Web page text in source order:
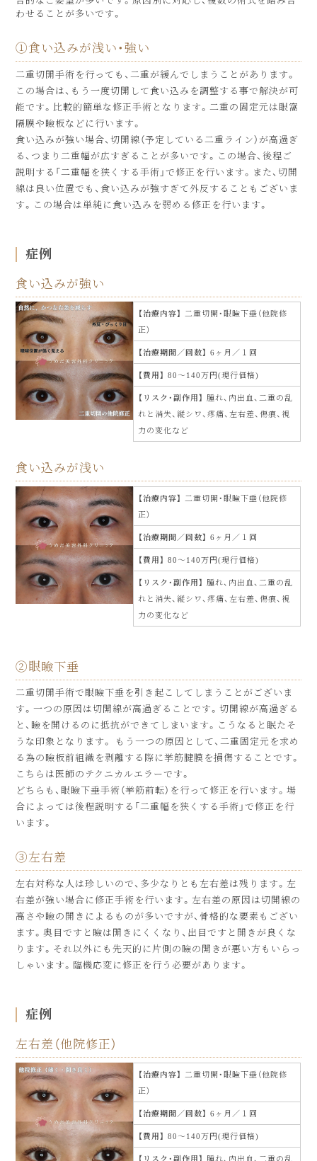
わせることが多いです。
①食い込みが浅い・強い
二重切開手術を行っても、二重が緩んでしまうことがあります。
この場合は、もう一度切開して食い込みを調整する事で解決が可
能です。比較的簡単な修正手術となります。二重の固定元は眼窩
隔膜や瞼板などに行います。
食い込みが強い場合、切開線（予定している二重ライン）が高過ぎ
る、つまり二重幅が広すぎることが多いです。この場合、後程ご
説明する「二重幅を狭くする手術」で修正を行います。また、切開
線は良い位置でも、食い込みが強すぎて外反することもございま
す。この場合は単純に食い込みを弱める修正を行います。
症例
食い込みが強い
治療内容
二重切開・眼瞼下垂（他院修
正）
治療期間／回数 6ヶ月／１回
費用 80〜140万円(現行価格)
リスク・副作用
腫れ、内出血、二重の乱
れと消失、縦シワ、疼痛、左右差、傷痕、視
力の変化など
食い込みが浅い
治療内容
二重切開・眼瞼下垂（他院修
正）
治療期間／回数 6ヶ月／１回
費用 80〜140万円(現行価格)
リスク・副作用
腫れ、内出血、二重の乱
れと消失、縦シワ、疼痛、左右差、傷痕、視
力の変化など
②眼瞼下垂
二重切開手術で眼瞼下垂を引き起こしてしまうことがございま
す。一つの原因は切開線が高過ぎることです。切開線が高過ぎる
と、瞼を開けるのに抵抗ができてしまいます。こうなると眠たそ
うな印象となります。 もう一つの原因として、二重固定元を求め
る為の瞼板前組織を剥離する際に挙筋腱膜を損傷することです。
こちらは医師のテクニカルエラーです。
どちらも、眼瞼下垂手術（挙筋前転）を行って修正を行います。場
合によっては後程説明する「二重幅を狭くする手術」で修正を行
います。
③左右差
左右対称な人は珍しいので、多少なりとも左右差は残ります。左
右差が強い場合に修正手術を行います。左右差の原因は切開線の
高さや瞼の開きによるものが多いですが、骨格的な要素もござい
ます。奥目ですと瞼は開きにくくなり、出目ですと開きが良くな
ります。それ以外にも先天的に片側の瞼の開きが悪い方もいらっ
しゃいます。臨機応変に修正を行う必要があります。
症例
左右差（他院修正）
治療内容
二重切開・眼瞼下垂（他院修
正）
治療期間／回数 6ヶ月／１回
費用 80〜140万円(現行価格)
リスク・副作用
腫れ、内出血、二重の乱